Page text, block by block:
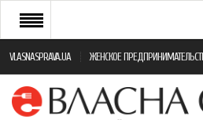
VLASNASPRAVA.UA ЖЕНСКОЕ
НОВИНИ РЕСТОРАННОГО БІЗНЕСУ
ЯК ВІДКРИТИ ТА УСПІШНО КЕРУВАТИ